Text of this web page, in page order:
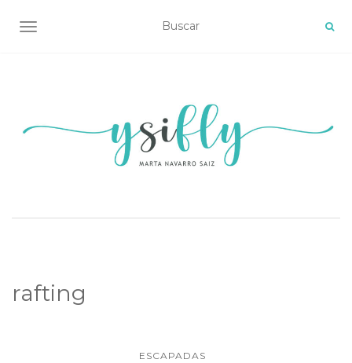
ALTERNAR NAVEGACIÓN
rafting
ESCAPADAS